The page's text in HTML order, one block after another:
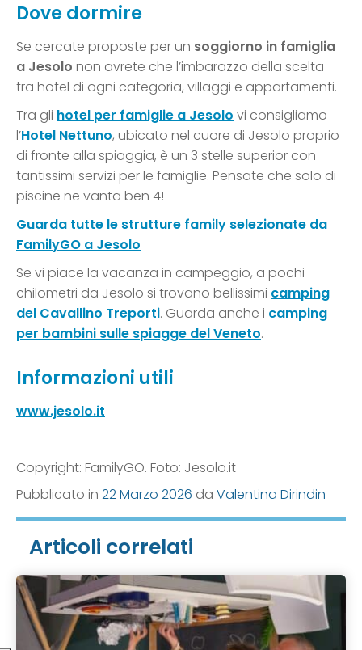
Dove dormire
Se cercate proposte per un soggiorno in famiglia
a Jesolo non avrete che l’imbarazzo della scelta
tra hotel di ogni categoria, villaggi e appartamenti.
Tra gli hotel per famiglie a Jesolo vi consigliamo
l’Hotel Nettuno, ubicato nel cuore di Jesolo proprio
di fronte alla spiaggia, è un 3 stelle superior con
tantissimi servizi per le famiglie. Pensate che solo di
piscine ne vanta ben 4!
Guarda tutte le strutture family selezionate da
FamilyGO a Jesolo
Se vi piace la vacanza in campeggio, a pochi
chilometri da Jesolo si trovano bellissimi camping
del Cavallino Treporti. Guarda anche i camping
per bambini sulle spiagge del Veneto.
Informazioni utili
www.jesolo.it
Copyright: FamilyGO. Foto: Jesolo.it
Pubblicato in 22 Marzo 2026 da Valentina Dirindin
Articoli correlati